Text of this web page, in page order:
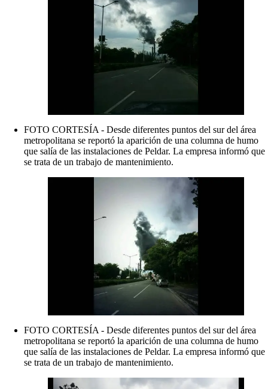
FOTO CORTESÍA - Desde diferentes puntos del sur del área
metropolitana se reportó la aparición de una columna de humo
que salía de las instalaciones de Peldar. La empresa informó que
se trata de un trabajo de mantenimiento.
FOTO CORTESÍA - Desde diferentes puntos del sur del área
metropolitana se reportó la aparición de una columna de humo
que salía de las instalaciones de Peldar. La empresa informó que
se trata de un trabajo de mantenimiento.